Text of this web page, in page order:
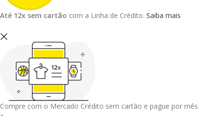
Até 12x sem cartão com a Linha de Crédito. Saiba mais
Compre com o Mercado Crédito sem cartão e pague por mês